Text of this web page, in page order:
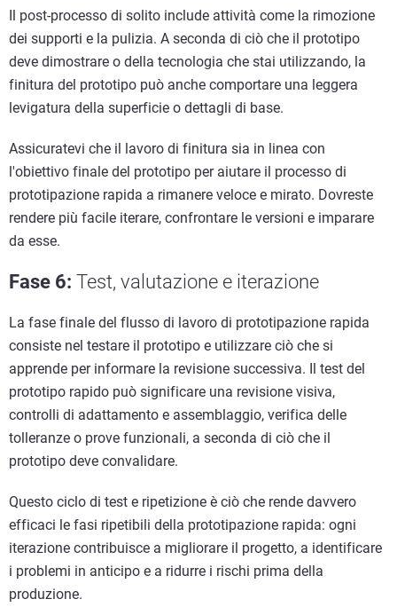
Il post-processo di solito include attività come la rimozione
dei supporti e la pulizia. A seconda di ciò che il prototipo
deve dimostrare o della tecnologia che stai utilizzando, la
finitura del prototipo può anche comportare una leggera
levigatura della superficie o dettagli di base.
Assicuratevi che il lavoro di finitura sia in linea con
l'obiettivo finale del prototipo per aiutare il processo di
prototipazione rapida a rimanere veloce e mirato. Dovreste
rendere più facile iterare, confrontare le versioni e imparare
da esse.
Fase 6: Test, valutazione e iterazione
La fase finale del flusso di lavoro di prototipazione rapida
consiste nel testare il prototipo e utilizzare ciò che si
apprende per informare la revisione successiva. Il test del
prototipo rapido può significare una revisione visiva,
controlli di adattamento e assemblaggio, verifica delle
tolleranze o prove funzionali, a seconda di ciò che il
prototipo deve convalidare.
Questo ciclo di test e ripetizione è ciò che rende davvero
efficaci le fasi ripetibili della prototipazione rapida: ogni
iterazione contribuisce a migliorare il progetto, a identificare
i problemi in anticipo e a ridurre i rischi prima della
produzione.